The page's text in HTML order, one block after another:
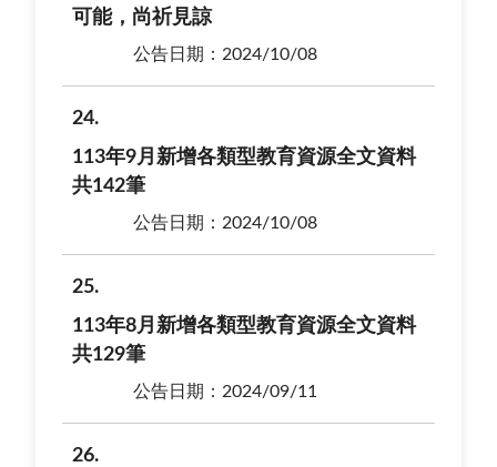
可能，尚祈見諒
公告日期：2024/10/08
24
113年9月新增各類型教育資源全文資料
共142筆
公告日期：2024/10/08
25
113年8月新增各類型教育資源全文資料
共129筆
公告日期：2024/09/11
26